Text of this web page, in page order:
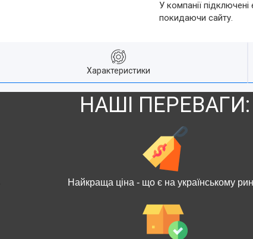
У компанії
покидаючи сайту.
Характеристики
НАШІ ПЕРЕВАГИ:
Найкраща ціна - що є на українському